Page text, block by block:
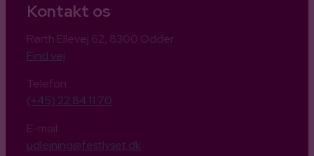
Kontakt os
Rørth Ellevej 62, 8300 Odder
Find vej
Telefon:
(+45) 22 84 11 70
E-mail:
udlejning@festlyset.dk